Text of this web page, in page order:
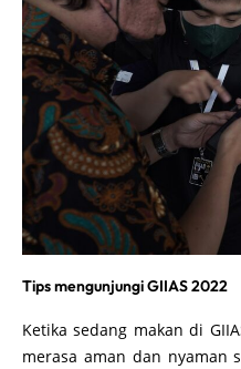
Tips mengunjungi GIIAS 2022
Ketika sedang makan di
merasa aman dan nyaman